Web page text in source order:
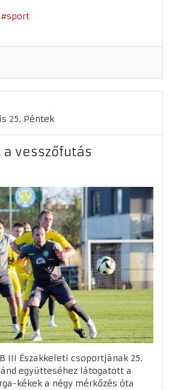
sport
25. Péntek
vesszőfutás
III Északkeleti csoportjának 25.
együtteséhez látogatott a
kékek a négy mérkőzés óta